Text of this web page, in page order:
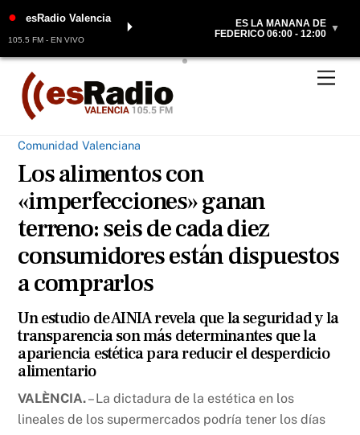
Skip
content
● esRadio Valencia
105.5 FM - EN VIVO
⏵
ES LA MAÑANA DE
FEDERICO 06:00 - 12:00 ▼
Comunidad Valenciana
Los alimentos con
«imperfecciones» ganan
terreno: seis de cada diez
consumidores están dispuestos
a comprarlos
Un estudio de AINIA revela que la seguridad y la
transparencia son más determinantes que la
apariencia estética para reducir el desperdicio
alimentario
VALÈNCIA.– La dictadura de la estética en los
lineales de los supermercados podría tener los días